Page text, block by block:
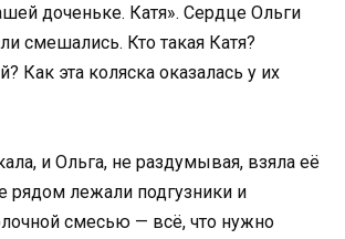
доченьке. Катя». Сердце Ольги
смешались. Кто такая Катя?
Как эта коляска оказалась у их
и Ольга, не раздумывая, взяла её
рядом лежали подгузники и
смесью — всё, что нужно